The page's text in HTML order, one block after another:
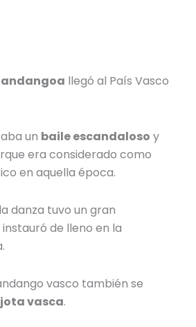
llegó al País Vasco
un baile escandaloso y
era considerado como
en aquella época.
danza tuvo un gran
de lleno en la
vasco también se
jotavasca.